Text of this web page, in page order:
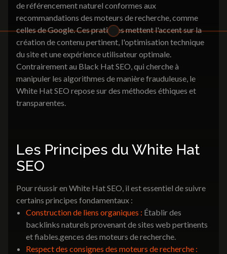
Identité visuelle
Print et support de
communication
Brochures & Catalogues
Dépliants & Flyers
Goodies
Packaging
Signalétique
Nos réalisations
3K Magazine
de référencement naturel conformes aux
recommandations des moteurs de recherche, comme
celles de Google. Ces pratiques mettent l'accent sur la
création de contenu pertinent, l'optimisation technique
du site et une expérience utilisateur optimale.
Contrairement au Black Hat SEO, qui cherche à
manipuler les algorithmes de manière frauduleuse, le
White Hat SEO repose sur des méthodes éthiques et
transparentes.
Les Principes du White Hat
SEO
Pour réussir en White Hat SEO, il est essentiel de suivre
certains principes fondamentaux :
Construction de liens organiques : Établir des
backlinks naturels provenant de sites web pertinents
et fiables.gences des moteurs de recherche.
Respect des consignes des moteurs de recherche :